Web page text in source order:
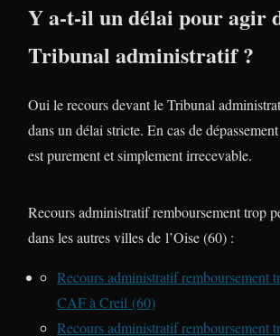
Y a-t-il un délai pour agir
Tribunal administratif ?
Oui le recours devant le Tribunal
dans un délai stricte. En cas de
est purement et simplement irrecevable.
Recours administratif remboursement trop
dans les autres villes de l’Oise (60) :
Recours administratif remboursement
CAF à Creil (60)
Recours administratif remboursement